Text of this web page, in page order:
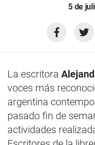
5 de
La escritora
voces más
argentina
pasado fin de
actividades